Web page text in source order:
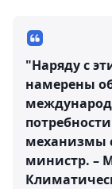
"Наряду с
намерены
механизмы
министр. –